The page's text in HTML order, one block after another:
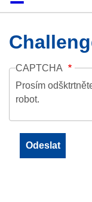
DomůKolekce
Prohlížení
O
CAPTCHA
Prosím
robot.